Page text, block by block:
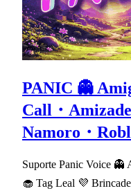
PANIC 👻
Call・
Namoro・
Suporte Panic Voice 👻
🧁 Tag Leal 💜